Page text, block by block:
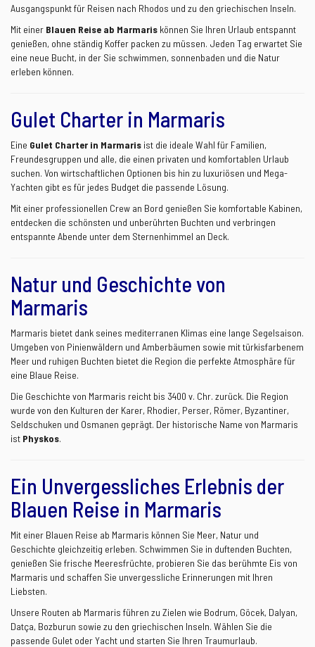
Ausgangspunkt für Reisen nach Rhodos und zu den griechischen Inseln.
Mit einer Blauen Reise ab Marmaris können Sie Ihren Urlaub entspannt
genießen, ohne ständig Koffer packen zu müssen. Jeden Tag erwartet Sie
eine neue Bucht, in der Sie schwimmen, sonnenbaden und die Natur
erleben können.
Gulet Charter in Marmaris
Eine Gulet Charter in Marmaris ist die ideale Wahl für Familien,
Freundesgruppen und alle, die einen privaten und komfortablen Urlaub
suchen. Von wirtschaftlichen Optionen bis hin zu luxuriösen und Mega-
Yachten gibt es für jedes Budget die passende Lösung.
Mit einer professionellen Crew an Bord genießen Sie komfortable Kabinen,
entdecken die schönsten und unberührten Buchten und verbringen
entspannte Abende unter dem Sternenhimmel an Deck.
Natur und Geschichte von
Marmaris
Marmaris bietet dank seines mediterranen Klimas eine lange Segelsaison.
Umgeben von Pinienwäldern und Amberbäumen sowie mit türkisfarbenem
Meer und ruhigen Buchten bietet die Region die perfekte Atmosphäre für
eine Blaue Reise.
Die Geschichte von Marmaris reicht bis 3400 v. Chr. zurück. Die Region
wurde von den Kulturen der Karer, Rhodier, Perser, Römer, Byzantiner,
Seldschuken und Osmanen geprägt. Der historische Name von Marmaris
ist Physkos.
Ein Unvergessliches Erlebnis der
Blauen Reise in Marmaris
Mit einer Blauen Reise ab Marmaris können Sie Meer, Natur und
Geschichte gleichzeitig erleben. Schwimmen Sie in duftenden Buchten,
genießen Sie frische Meeresfrüchte, probieren Sie das berühmte Eis von
Marmaris und schaffen Sie unvergessliche Erinnerungen mit Ihren
Liebsten.
Unsere Routen ab Marmaris führen zu Zielen wie Bodrum, Göcek, Dalyan,
Datça, Bozburun sowie zu den griechischen Inseln. Wählen Sie die
passende Gulet oder Yacht und starten Sie Ihren Traumurlaub.